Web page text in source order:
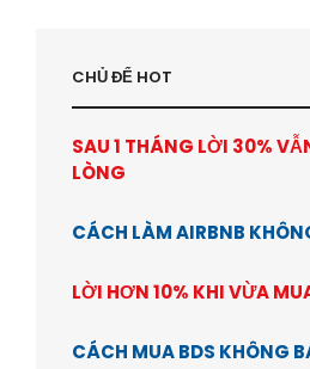
CHỦ ĐỂ HOT
SAU 1 THÁNG LỜI 30%
LÒNG
CÁCH LÀM AIRBNB
LỜI HƠN 10% KHI VỪA
CÁCH MUA BDS KHÔNG